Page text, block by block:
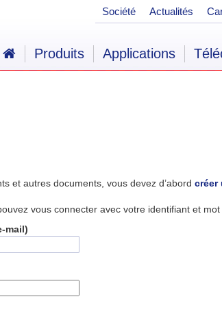
et autres documents, vous devez d’abord créer
vous connecter avec votre identifiant et mot
mail)
Société Actualités
Produits Applications